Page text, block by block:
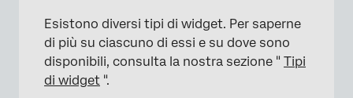
Esistono diversi tipi di widget. Per saperne
di più su ciascuno di essi e su dove sono
disponibili, consulta la nostra sezione " Tipi
di widget ".